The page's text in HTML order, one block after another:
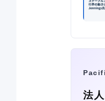
法